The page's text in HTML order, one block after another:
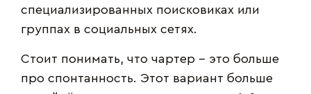
специализированных поисковиках или
группах в социальных сетях.
Стоит понимать, что чартер – это больше
про спонтанность. Этот вариант больше